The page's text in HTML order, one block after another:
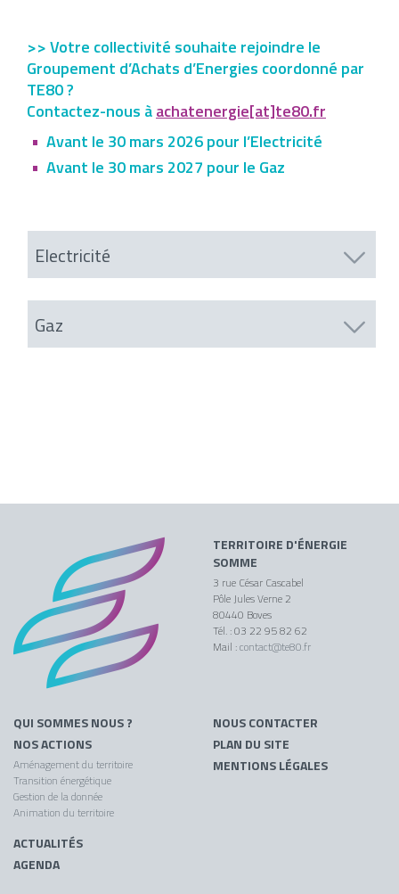
>> Votre collectivité souhaite rejoindre le
Groupement d’Achats d’Energies coordonné par
TE80 ?
Contactez-nous àachatenergie[at]te80.fr
Avant le 30 mars 2026 pour l’Electricité
Avant le 30 mars 2027 pour le Gaz
Electricité
Gaz
TERRITOIRE D'ÉNERGIE
SOMME
3 rue César Cascabel
Pôle Jules Verne 2
80440 Boves
Tél. : 03 22 95 82 62
Mail :contact@te80.fr
QUI SOMMES NOUS ?
NOS ACTIONS
Aménagement du territoire
Transition énergétique
Gestion de la donnée
Animation du territoire
ACTUALITÉS
AGENDA
NOUS CONTACTER
PLAN DU SITE
MENTIONS LÉGALES